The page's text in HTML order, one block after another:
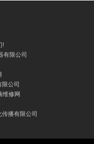
!
有限公司
公司
维修网
播有限公司